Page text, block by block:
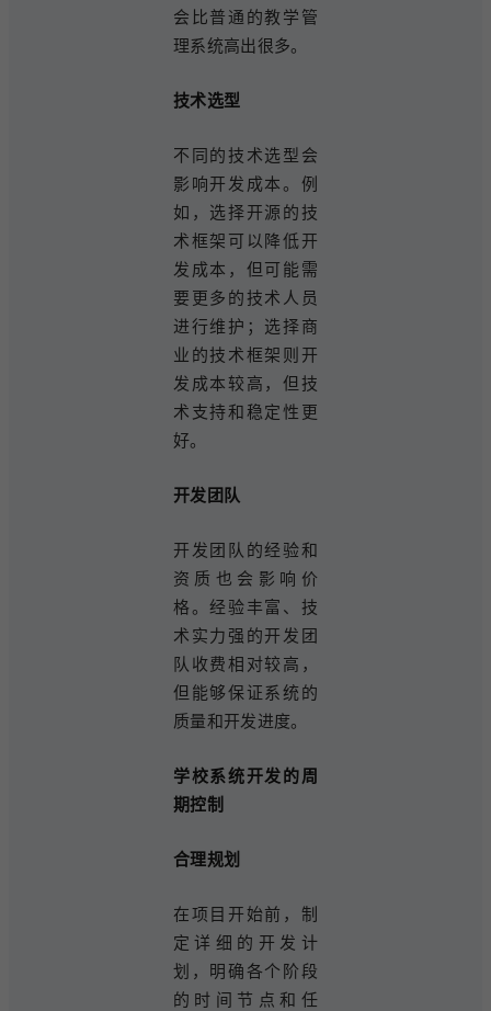
会比普通的教学管
理系统高出很多。
技术选型
不同的技术选型会
影响开发成本。例
如，选择开源的技
术框架可以降低开
发成本，但可能需
要更多的技术人员
进行维护；选择商
业的技术框架则开
发成本较高，但技
术支持和稳定性更
好。
开发团队
开发团队的经验和
资质也会影响价
格。经验丰富、技
术实力强的开发团
队收费相对较高，
但能够保证系统的
质量和开发进度。
学校系统开发的周
期控制
合理规划
在项目开始前，制
定详细的开发计
划，明确各个阶段
的时间节点和任